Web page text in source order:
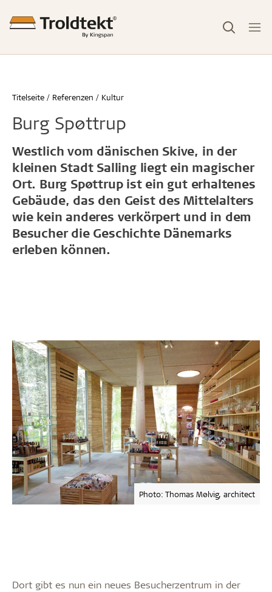
Titelseite Referenzen Kultur
Burg Spøttrup
Westlich vom dänischen Skive, in der
kleinen Stadt Salling liegt ein magischer
Ort. Burg Spøttrup ist ein gut erhaltenes
Gebäude, das den Geist des Mittelalters
wie kein anderes verkörpert und in dem
Besucher die Geschichte Dänemarks
erleben können.
Photo: Thomas Mølvig, architect
Dort gibt es nun ein neues Besucherzentrum in der